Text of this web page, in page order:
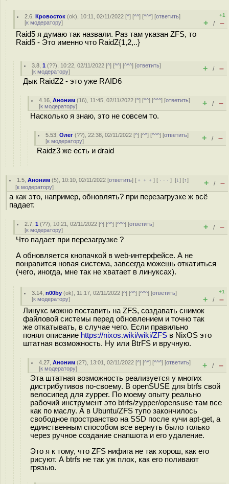
2.6 ,Кровосток (ok), 10:11, 02/11/2022 [^] [^^] [^^^] [ответить]
[к модератору]
+1
+ / –
Raid5 я думаю так назвали. Раз там указан ZFS, то
Raid5 - Это именно что RaidZ{1,2,..}
3.8 ,1 (??), 10:22, 02/11/2022 [^] [^^] [^^^] [ответить]
[к модератору] + / –
Дык RaidZ2 - это уже RAID6
4.16 ,Аноним (16), 11:45, 02/11/2022 [^] [^^] [^^^] [ответить]
[к модератору] + / –
Насколько я знаю, это не совсем то.
5.53 ,Олег (??), 22:38, 02/11/2022 [^] [^^] [^^^] [ответить]
[к модератору] + / –
Raidz3 же есть и draid
1.5 ,Аноним (5), 10:10, 02/11/2022 [ответить] [ ﹢﹢﹢] [ · · ·][↓] [↑]
[к модератору] + / –
а как это, например, обновлять? при перезагрузке ж всё
падает.
2.7 ,1 (??), 10:21, 02/11/2022 [^] [^^] [^^^] [ответить]
[к модератору] + / –
Что падает при перезагрузке ?
А обновляется кнопачкой в web-интерфейсе. А не
понравится новая система, завсегда можешь откатиться
(чего, иногда, мне так не хватает в линуксах).
3.14 ,n00by (ok), 11:17, 02/11/2022 [^] [^^] [^^^] [ответить]
[к модератору]
+1
+ / –
Линукс можно поставить на ZFS, создавать снимок
файловой системы перед обновлением и точно так
же откатывать, в случае чего. Если правильно
понял описание https://nixos.wiki/wiki/ZFS в NixOS это
штатная возможность. Ну или BtrFS и вручную.
4.27 ,Аноним (27), 13:01, 02/11/2022 [^] [^^] [^^^] [ответить]
[к модератору] + / –
Эта штатная возможность реализуется у многих
дистрибутивов по-своему. В openSUSE для btrfs свой
велосипед для zypper. По моему опыту реально
рабочий инструмент это btrfs/zypper/opensuse там все
как по маслу. А в Ubuntu/ZFS тупо закончилось
свободное пространство на SSD после кучи apt-get, а
единственным способом все вернуть было только
через ручное создание снапшота и его удаление.
Это я к тому, что ZFS нифига не так хорош, как его
рисуют. А btrfs не так уж плох, как его поливают
грязью.